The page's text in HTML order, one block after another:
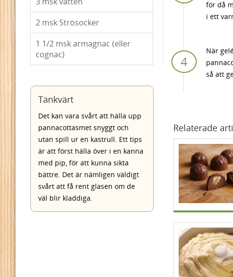
2 msk Strösocker
1 1/2 msk armagnac (eller
cognac)
Tänkvärt
Det kan vara svårt att hälla upp
pannacottasmet snyggt och
utan spill ur en kastrull. Ett tips
är att först hälla över i en kanna
med pip, för att kunna sikta
bättre. Det är nämligen väldigt
svårt att få rent glasen om de
väl blir kladdiga.
för då
i ett
När
så att
Relaterade